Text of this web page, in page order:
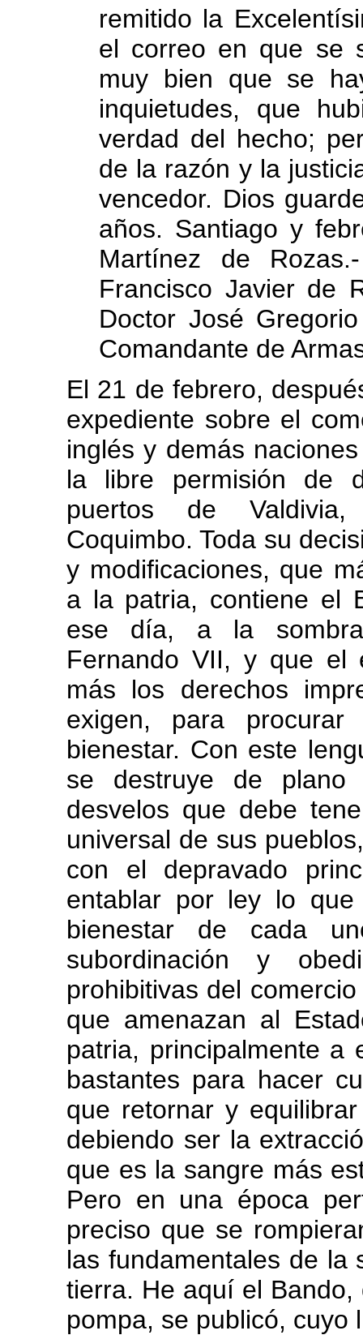
remitido la
el correo en que se
muy bien que se
inquietudes, que
verdad del hecho;
de la razón y la
vencedor. Dios
años. Santiago y
Martínez de
Francisco Javier de
Doctor José
Comandante de
El 21 de febrero,
expediente sobre el
inglés y demás
la libre permisión de
puertos de
Coquimbo. Toda su
y modificaciones, que
a la patria, contiene el
ese día, a la
Fernando VII, y que el
más los derechos
exigen, para
bienestar. Con este
se destruye de
desvelos que debe
universal de sus
con el depravado
entablar por ley lo
bienestar de cada
subordinación y
prohibitivas del
que amenazan al
patria, principalmente a
bastantes para hacer
que retornar y
debiendo ser la
que es la sangre más
Pero en una época
preciso que se
las fundamentales de la
tierra. He aquí el
pompa, se publicó, cuyo